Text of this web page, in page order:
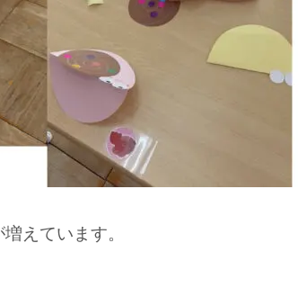
えています。